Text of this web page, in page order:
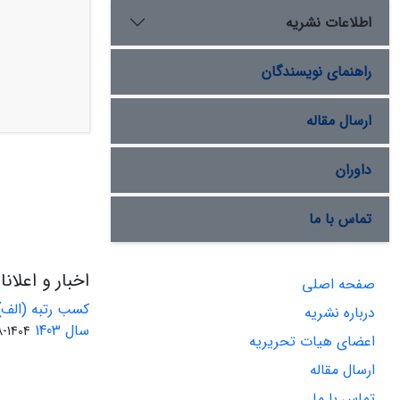
اطلاعات نشریه
راهنمای نویسندگان
ارسال مقاله
داوران
تماس با ما
صفحه اصلی
درباره نشریه
اعضای هیات تحریریه
ارسال مقاله
اخبار و
کسب رتبه
سال 1403
1404-08-01